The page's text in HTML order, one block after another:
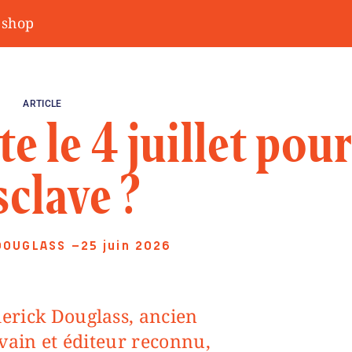
shop
ARTICLE
le 4 juillet pour
?
—25 juin 2026
et éditeur reconnu,